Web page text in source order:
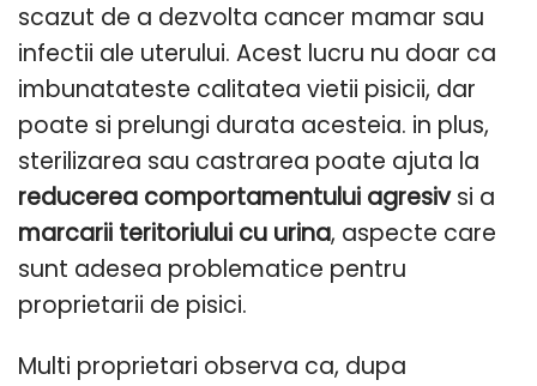
scazut de a dezvolta cancer mamar sau
infectii ale uterului. Acest lucru nu doar ca
imbunatateste calitatea vietii pisicii, dar
poate si prelungi durata acesteia. in plus,
sterilizarea sau castrarea poate ajuta la
reducerea comportamentului agresivsi a
marcarii teritoriului cu urina, aspecte care
sunt adesea problematice pentru
proprietarii de pisici.
Multi proprietari observa ca, dupa